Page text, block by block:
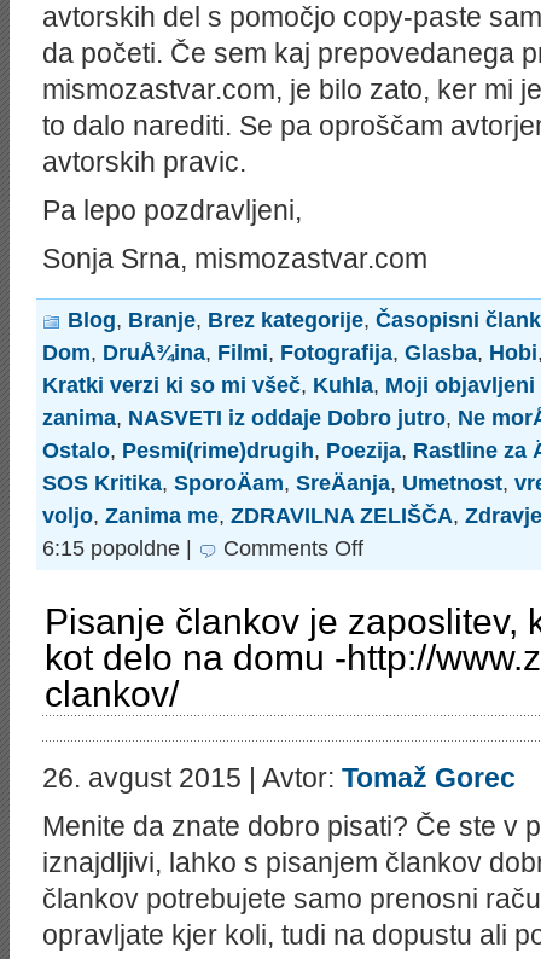
drugih-
podjetjih?
metered=yes&sid=438062175
avtorskih del s pomočjo copy-paste
da početi. Če sem kaj prepovedanega
mismozastvar.com, je bilo zato, ker mi
to dalo narediti. Se pa oproščam
avtorskih pravic.
Pa lepo pozdravljeni,
Sonja Srna, mismozastvar.com
Blog, Branje, Brez kategorije, Časopisni
Dom, DruÅ¾ina, Filmi, Fotografija, Glasba, Hobi
Kratki verzi ki so mi všeč, Kuhla, Moji
zanima, NASVETI iz oddaje Dobro jutro, Ne
Ostalo, Pesmi(rime)drugih, Poezija, Rastline za
SOS Kritika, SporoÄam, SreÄanja, Umetnost,
voljo, Zanima me, ZDRAVILNA ZELIŠČA, Zdravje
6:15 popoldne |
Comments Offon
Pisanje člankov je zaposlitev,
kot delo na domu -http://
clankov/
26. avgust 2015 | Avtor: Tomaž Gorec
Menite da znate dobro pisati? Če ste v
iznajdljivi, lahko s pisanjem člankov
člankov potrebujete samo prenosni
opravljate kjer koli, tudi na dopustu ali